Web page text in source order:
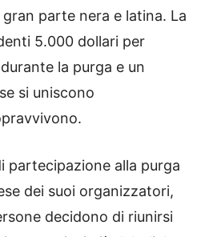
parte nera e latina. La
5.000 dollari per
la purga e un
si uniscono
partecipazione alla purga
dei suoi organizzatori,
decidono di riunirsi